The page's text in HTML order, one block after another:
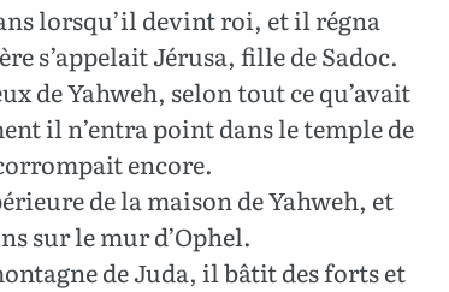
lorsqu’il devint roi, et il régna
s’appelait Jérusa, fille de Sadoc.
de Yahweh, selon tout ce qu’avait
il n’entra point dans le temple de
encore.
de la maison de Yahweh, et
sur le mur d’Ophel.
de Juda, il bâtit des forts et